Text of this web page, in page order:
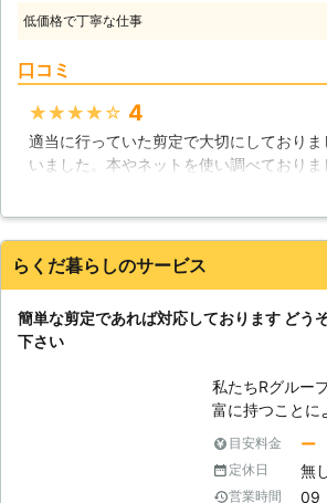
うか。切断して
しまうと、最悪
まうこともあ
っては元も子も
るには熟練した
か】 なぜ剪定
か。そうお考え
放っておくと枝
生え放題です。
毛に置き換えて
は髪の毛が生え
が伸びてくると
し、不潔な印象
低価格で丁寧な仕事
口コミ
★★★★★ 4
適当に行っていた剪定で大切にしておりま
いました。本やネットを使い調べておりま
では無理だなぁと痛感。「また今度」と
り、来ていただきましたところ、相談にの
でおりました庭の木々たちが剪定によって
群馬県
らくだ暮らしのサービス
簡単な剪定であれば対応しております どう
下さい
私たちRグルー
富に持つことに
況であっても
えております。
役に立ちたいと
目安料金 ー
定休日 無
営業時間 09